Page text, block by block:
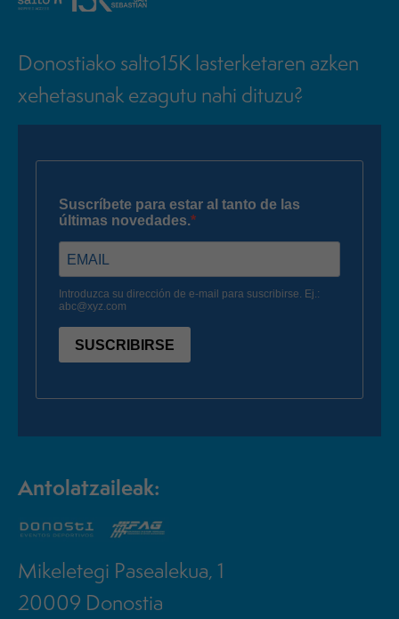
Donostiako salto15K lasterketaren azken
xehetasunak ezagutu nahi dituzu?
Antolatzaileak:
Mikeletegi Pasealekua, 1
20009 Donostia